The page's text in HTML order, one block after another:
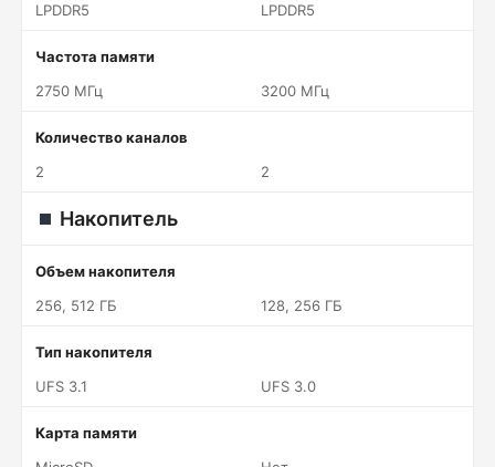
LPDDR5
LPDDR5
Частота памяти
2750 МГц
3200 МГц
Количество каналов
2
2
Накопитель
Объем накопителя
256, 512 ГБ
128, 256 ГБ
Тип накопителя
UFS 3.1
UFS 3.0
Карта памяти